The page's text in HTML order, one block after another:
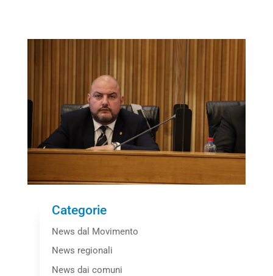
Categorie
News dal Movimento
News regionali
News dai comuni